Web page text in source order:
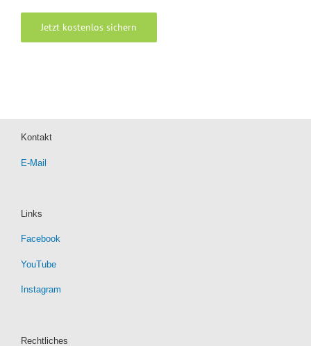
Jetzt kostenlos sichern
Kontakt
E-Mail
Links
Facebook
YouTube
Instagram
Rechtliches